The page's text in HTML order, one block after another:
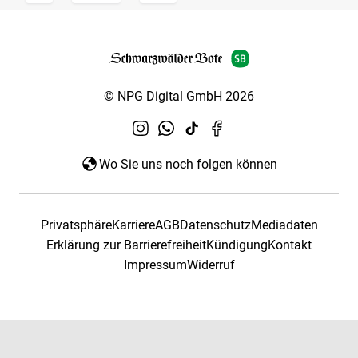
© NPG Digital GmbH 2026
Wo Sie uns noch folgen können
PrivatsphäreKarriereAGBDatenschutzMediadaten
Erklärung zur BarrierefreiheitKündigungKontakt
ImpressumWiderruf